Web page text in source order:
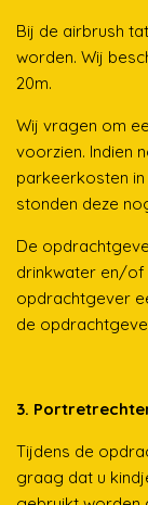
Bij de airbrush
worden. Wij
20m.
Wij vragen om
voorzien. Indien
parkeerkosten
stonden deze
De
drinkwater en/of
opdrachtgever
de
3.
Tijdens de
graag dat u